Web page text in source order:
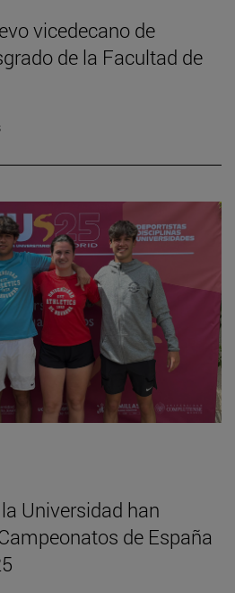
vicedecano de
de la Facultad de
Universidad han
de España